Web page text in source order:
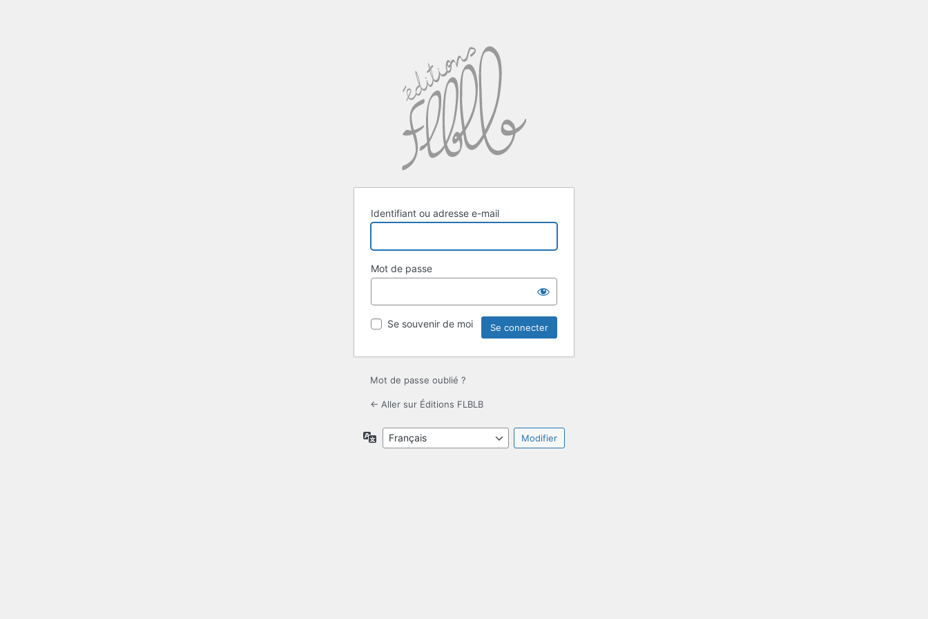
Identifiant ou adresse e-mail
Mot de passe
Se souvenir de moi
Mot de passe oublié ?
← Aller sur Éditions FLBLB
Langue